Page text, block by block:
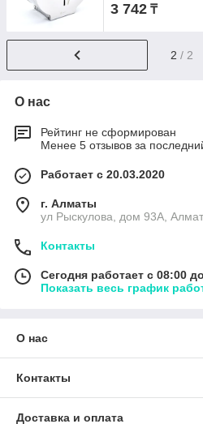
3 742 ₸
2 / 2
О нас
Рейтинг не сформирован
Менее 5 отзывов за
Работает с 20.03.2020
г. Алматы
ул Рыскулова, дом 93А,
Контакты
Сегодня работает с 08:00
Показать весь график
О нас
Контакты
Доставка и оплата